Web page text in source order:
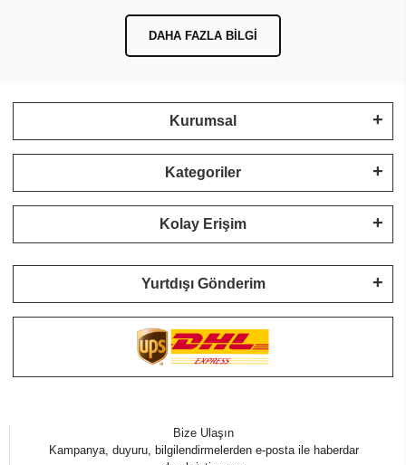
DAHA FAZLA BILGI
Kurumsal
Kategoriler
Kolay Erişim
Yurtdışı Gönderim
Bize Ulaşın
Kampanya, duyuru, bilgilendirmelerden e-posta ile haberdar